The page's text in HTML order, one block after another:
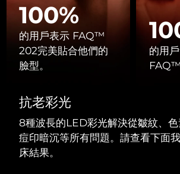
100%
的用戶表示 FAQ™
202完美貼合他們的
臉型。
的用
FAQ™
抗老彩光
8種波長的LED彩光解決從皺紋、
痘印暗沉等所有問題。請查看下面
床結果。
FAQ™產品
All anti-aging
FAQ™產品
All LED treatments
FAQ™ products
All toning treatments
PEACH™ 2
IPL hair removal
Travel-friendly IPL hair
PEACH™ Cooling
LUNA™ 4 body
Massaging body brush
Firming body serum
痘肌護理
ESPADA™ 2 plus
Recurring acne LED
Acne treatment device
ESPADA™
BEAR™ 2 eyes &
Microcurrent line
Rejuvenating eye
KIWI™ derma
Diamond
LUNA™ 4 hair
2-in-1 LED scalp
牙齒美白
NEW
直布羅陀
希臘
中國香港特別行政區
匈牙利
冰島
印尼